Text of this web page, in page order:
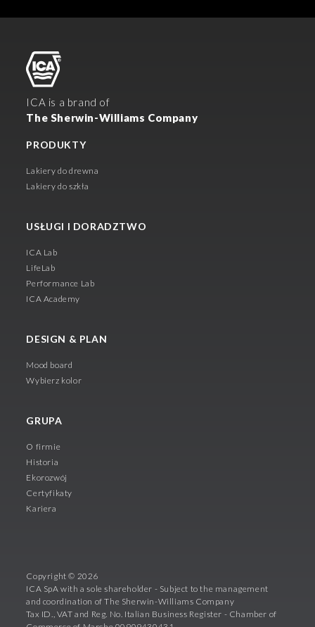
ICA is a brand of
The Sherwin-Williams Company
PRODUKTY
Lakiery do drewna
Lakiery do szkła
USŁUGI I DORADZTWO
ICA Lab
LifeLab
Performance Lab
ICA Academy
DESIGN & PLAN
Mood board
Wybierz kolor
GRUPA
O firmie
Historia
Ekorozwój
Certyfikaty
Kariera
Copyright © 2026
ICA SpA with a sole shareholder - Subject to the management
and coordination of The Sherwin-Williams Company
Tax ID., VAT and Reg. No. Italian Business Register - Chamber of